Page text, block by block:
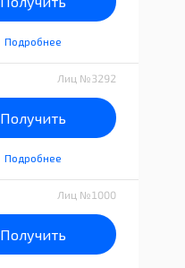
Подробнее
Лиц №3292
Получить
Подробнее
Лиц №1000
Получить